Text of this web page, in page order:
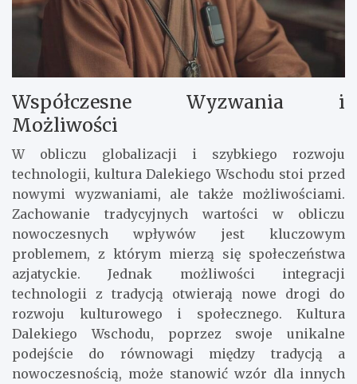
Współczesne Wyzwania i
Możliwości
W obliczu globalizacji i szybkiego rozwoju
technologii, kultura Dalekiego Wschodu stoi przed
nowymi wyzwaniami, ale także możliwościami.
Zachowanie tradycyjnych wartości w obliczu
nowoczesnych wpływów jest kluczowym
problemem, z którym mierzą się społeczeństwa
azjatyckie. Jednak możliwości integracji
technologii z tradycją otwierają nowe drogi do
rozwoju kulturowego i społecznego. Kultura
Dalekiego Wschodu, poprzez swoje unikalne
podejście do równowagi między tradycją a
nowoczesnością, może stanowić wzór dla innych